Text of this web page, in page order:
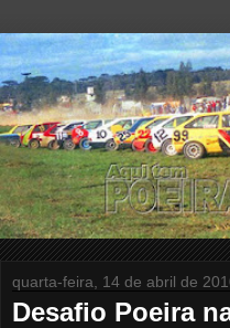
quarta-feira, 14 de abril de
Desafio Poeira